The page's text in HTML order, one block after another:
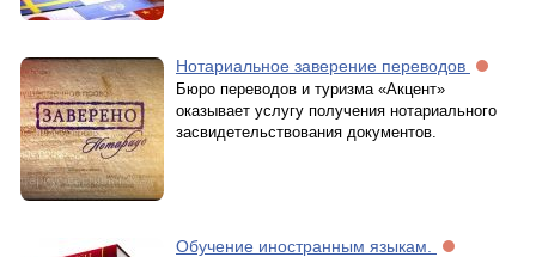
Нотариальное заверение переводов
Бюро переводов и туризма «Акцент»
оказывает услугу получения нотариального
засвидетельствования документов.
Обучение иностранным языкам.